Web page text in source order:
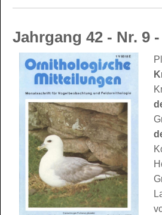
Jahrgang 42 - Nr. 9 -